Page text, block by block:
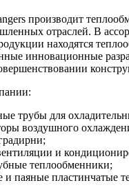
производит
отраслей. В
находятся
инновационные
трубы для
воздушного
и
теплообменники;
и паяные пластинчатые